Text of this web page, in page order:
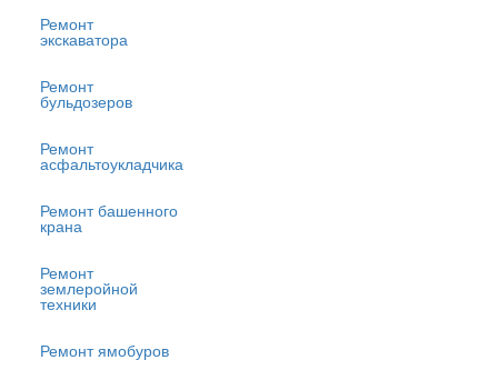
Ремонт
экскаватора
Ремонт
бульдозеров
Ремонт
асфальтоукладчика
Ремонт башенного
крана
Ремонт
землеройной
техники
Ремонт ямобуров